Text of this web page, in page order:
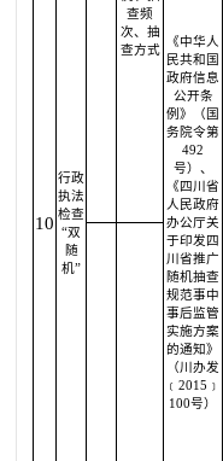
10
行政
执法
检查
“双
随
机”
查频
次、抽
查方式
《中华人
民共和国
政府信息
公开条
例》（国
务院令第
492
号）、
《四川省
人民政府
办公厅关
于印发四
川省推广
随机抽查
规范事中
事后监管
实施方案
的通知》
（川办发
﹝2015﹞
100号）